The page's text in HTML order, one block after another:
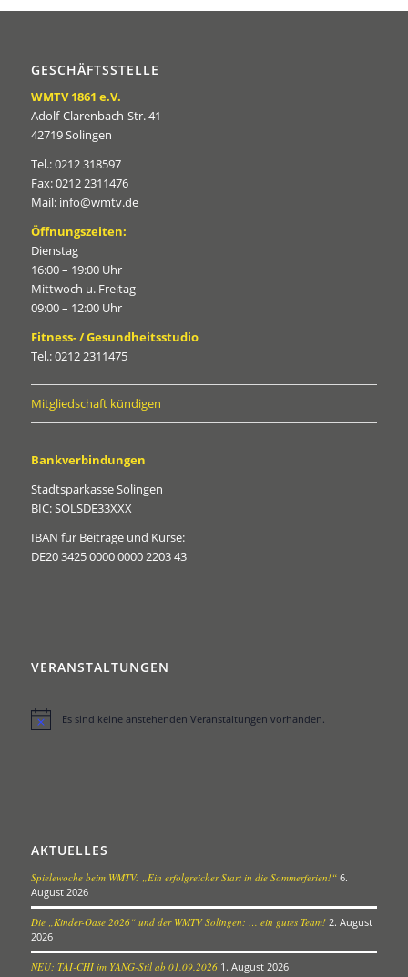
GESCHÄFTSSTELLE
WMTV 1861 e.V.
Adolf-Clarenbach-Str. 41
42719 Solingen
Tel.: 0212 318597
Fax: 0212 2311476
Mail: info@wmtv.de
Öffnungszeiten:
Dienstag
16:00 – 19:00 Uhr
Mittwoch u. Freitag
09:00 – 12:00 Uhr
Fitness- / Gesundheitsstudio
Tel.: 0212 2311475
Mitgliedschaft kündigen
Bankverbindungen
Stadtsparkasse Solingen
BIC: SOLSDE33XXX
IBAN für Beiträge und Kurse:
DE20 3425 0000 0000 2203 43
VERANSTALTUNGEN
HinweisEs sind keine anstehenden Veranstaltungen vorhanden.
AKTUELLES
Spielewoche beim WMTV: „Ein erfolgreicher Start in die Sommerferien!“ 6.
August 2026
Die „Kinder-Oase 2026“ und der WMTV Solingen: … ein gutes Team! 2. August
2026
NEU: TAI-CHI im YANG-Stil ab 01.09.2026 1. August 2026